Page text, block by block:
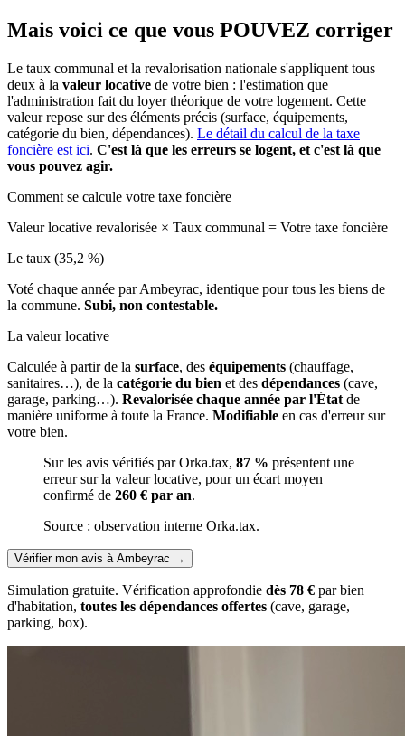
Mais voici ce que vous POUVEZ corriger
Le taux communal et la revalorisation nationale s'appliquent tous
deux à la valeur locative de votre bien : l'estimation que
l'administration fait du loyer théorique de votre logement. Cette
valeur repose sur des éléments précis (surface, équipements,
catégorie du bien, dépendances). Le détail du calcul de la taxe
foncière est ici. C'est là que les erreurs se logent, et c'est là que
vous pouvez agir.
Comment se calcule votre taxe foncière
Valeur locative revalorisée × Taux communal = Votre taxe foncière
Le taux (35,2 %)
Voté chaque année par Ambeyrac, identique pour tous les biens de
la commune. Subi, non contestable.
La valeur locative
Calculée à partir de la surface, des équipements (chauffage,
sanitaires…), de la catégorie du bien et des dépendances (cave,
garage, parking…). Revalorisée chaque année par l'État de
manière uniforme à toute la France. Modifiable en cas d'erreur sur
votre bien.
Sur les avis vérifiés par Orka.tax, 87 % présentent une
erreur sur la valeur locative, pour un écart moyen
confirmé de 260 € par an.
Source : observation interne Orka.tax.
Vérifier mon avis à Ambeyrac →
Simulation gratuite. Vérification approfondie dès 78 € par bien
d'habitation, toutes les dépendances offertes (cave, garage,
parking, box).